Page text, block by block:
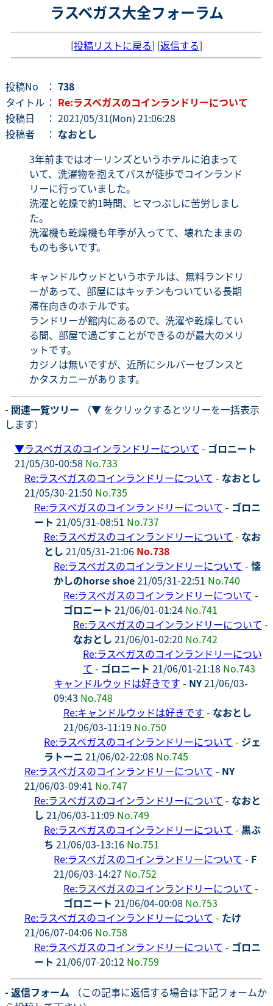
ラスベガス大全フォーラム
[投稿リストに戻る] [返信する]
投稿No ： 738
タイトル ： Re:ラスベガスのコインランドリーについて
投稿日
： 2021/05/31(Mon) 21:06:28
投稿者
： なおとし
3年前まではオーリンズというホテルに泊まって
いて、洗濯物を抱えてバスが徒歩でコインランド
リーに行っていました。
洗濯と乾燥で約1時間、ヒマつぶしに苦労しまし
た。
洗濯機も乾燥機も年季が入ってて、壊れたままの
ものも多いです。
キャンドルウッドというホテルは、無料ランドリ
ーがあって、部屋にはキッチンもついている長期
滞在向きのホテルです。
ランドリーが館内にあるので、洗濯や乾燥してい
る間、部屋で過ごすことができるのが最大のメリ
ットです。
カジノは無いですが、近所にシルバーセブンスと
かタスカニーがあります。
- 関連一覧ツリー （▼ をクリックするとツリーを一括表示
します）
▼ラスベガスのコインランドリーについて - ゴロニート
21/05/30-00:58 No.733
Re:ラスベガスのコインランドリーについて - なおとし
21/05/30-21:50 No.735
Re:ラスベガスのコインランドリーについて - ゴロニ
ート 21/05/31-08:51 No.737
Re:ラスベガスのコインランドリーについて - なお
とし 21/05/31-21:06 No.738
Re:ラスベガスのコインランドリーについて - 懐
かしのhorse shoe21/05/31-22:51 No.740
Re:ラスベガスのコインランドリーについて -
ゴロニート 21/06/01-01:24 No.741
Re:ラスベガスのコインランドリーについて -
なおとし 21/06/01-02:20 No.742
Re:ラスベガスのコインランドリーについ
て - ゴロニート 21/06/01-21:18 No.743
キャンドルウッドは好きです - NY21/06/03-
09:43 No.748
Re:キャンドルウッドは好きです - なおとし
21/06/03-11:19 No.750
Re:ラスベガスのコインランドリーについて - ジェ
ラトーニ 21/06/02-22:08 No.745
Re:ラスベガスのコインランドリーについて - NY
21/06/03-09:41 No.747
Re:ラスベガスのコインランドリーについて - なおと
し 21/06/03-11:09 No.749
Re:ラスベガスのコインランドリーについて - 黒ぶ
ち 21/06/03-13:16 No.751
Re:ラスベガスのコインランドリーについて - F
21/06/03-14:27 No.752
Re:ラスベガスのコインランドリーについて -
ゴロニート 21/06/04-00:08 No.753
Re:ラスベガスのコインランドリーについて - たけ
21/06/07-04:06 No.758
Re:ラスベガスのコインランドリーについて - ゴロニ
ート 21/06/07-20:12 No.759
- 返信フォーム （この記事に返信する場合は下記フォームか